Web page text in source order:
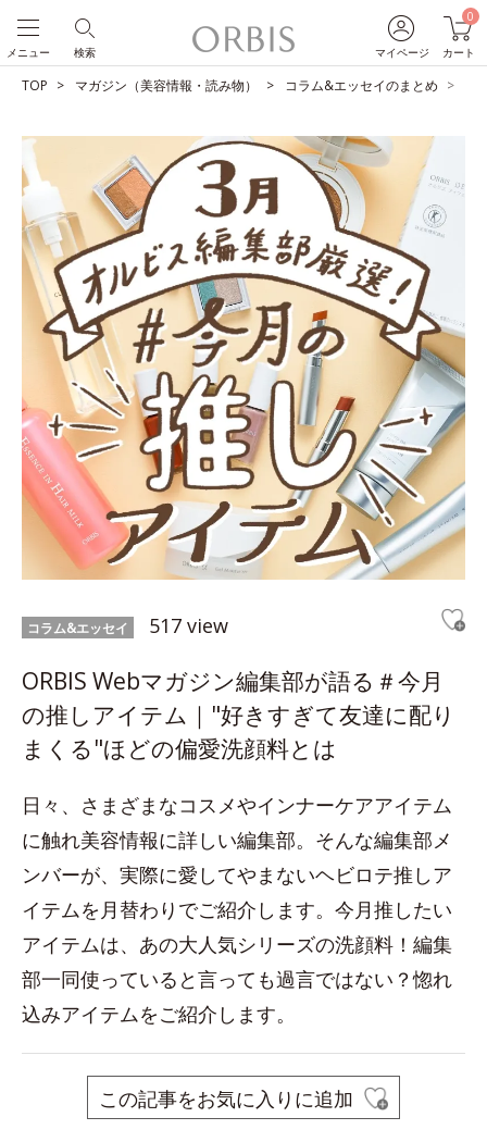
マイページ
0
カート
検索
メニュー
TOP マガジン（美容情報・読み物） コラム&エッセイのまとめ
コラム&エッセイ 517 view
ORBIS Webマガジン編集部が語る＃今月
の推しアイテム｜"好きすぎて友達に配り
まくる"ほどの偏愛洗顔料とは
日々、さまざまなコスメやインナーケアアイテム
に触れ美容情報に詳しい編集部。そんな編集部メ
ンバーが、実際に愛してやまないヘビロテ推しア
イテムを月替わりでご紹介します。今月推したい
アイテムは、あの大人気シリーズの洗顔料！編集
部一同使っていると言っても過言ではない？惚れ
込みアイテムをご紹介します。
この記事をお気に入りに追加